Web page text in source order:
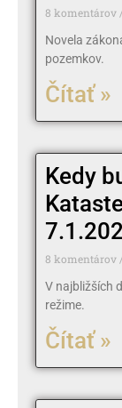
8 komentárov
Novela
pozemkov.
Čítať »
Kedy
8 komentárov
V najbližších
režime.
Čítať »